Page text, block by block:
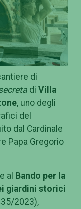
Next
di
di Villa
, uno degli
del
dal Cardinale
Papa Gregorio
al Bando per la
giardini storici
2023),